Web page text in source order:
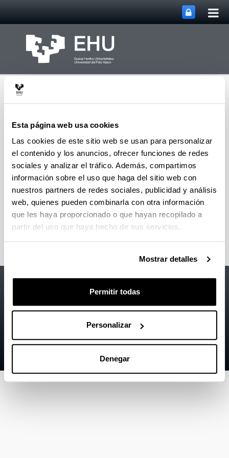
Esta página web usa cookies
Las cookies de este sitio web se usan para personalizar
el contenido y los anuncios, ofrecer funciones de redes
sociales y analizar el tráfico. Además, compartimos
información sobre el uso que haga del sitio web con
nuestros partners de redes sociales, publicidad y análisis
web, quienes pueden combinarla con otra información
que les haya proporcionado o que hayan recopilado a
partir del uso que haya hecho de sus servicios.
Mostrar detalles
Permitir todas
Personalizar
Denegar
Ética en la
Investigación
MenúAbrir/cerrar
Calendario CEEA
(Abre una nueva ventana)
Calendario CEEA 2026( pdf, 526,18Kb
Accesibilidad
Mapa
EHU